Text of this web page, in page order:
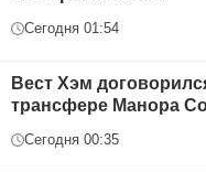
Сегодня 01:54
Вест Хэм
трансфере Манора
Сегодня 00:35